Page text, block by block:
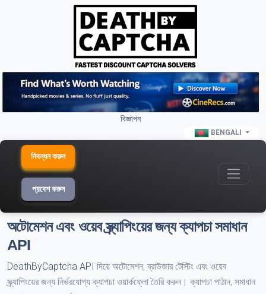
বিজ্ঞাপন
BENGALI
নিবন্ধন করুন
প্রবেশ করুন
অটোমেশন এবং ওয়েব স্ক্র্যাপিংয়ের জন্য ক্যাপচা সমাধান
API
DeathByCaptcha API দিয়ে অটোমেশন, ব্রাউজার টেস্টিং এবং ওয়েব
স্ক্র্যাপিংয়ের জন্য নির্ভরযোগ্য ক্যাপচা ওয়ার্কফ্লো তৈরি করুন। ক্যাপচা পাঠান, সমাধান